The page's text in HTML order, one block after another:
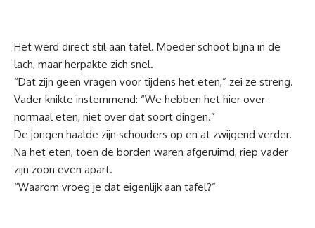
Het werd direct stil aan tafel. Moeder schoot bijna in de
lach, maar herpakte zich snel.
“Dat zijn geen vragen voor tijdens het eten,” zei ze streng.
Vader knikte instemmend: “We hebben het hier over
normaal eten, niet over dat soort dingen.”
De jongen haalde zijn schouders op en at zwijgend verder.
Na het eten, toen de borden waren afgeruimd, riep vader
zijn zoon even apart.
“Waarom vroeg je dat eigenlijk aan tafel?”